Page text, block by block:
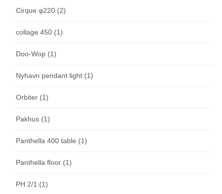
Cirque φ220 (2)
collage 450 (1)
Doo-Wop (1)
Nyhavn pendant light (1)
Orbiter (1)
Pakhus (1)
Panthella 400 table (1)
Panthella floor (1)
PH 2/1 (1)